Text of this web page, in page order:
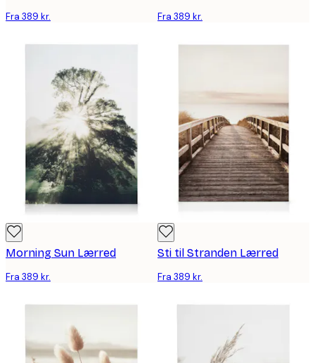
Fra 389 kr. Fra 389 kr.
Morning Sun Lærred
Fra 389 kr.
Sti til Stranden Lærred
Fra 389 kr.